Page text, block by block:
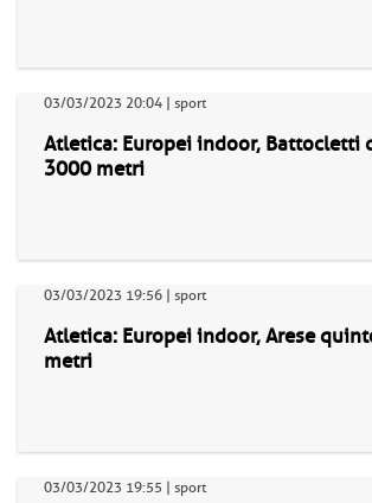
03/03/2023 20:04 | sport
Atletica: Europei indoor, Battocletti
3000 metri
03/03/2023 19:56 | sport
Atletica: Europei indoor, Arese
metri
03/03/2023 19:55 | sport